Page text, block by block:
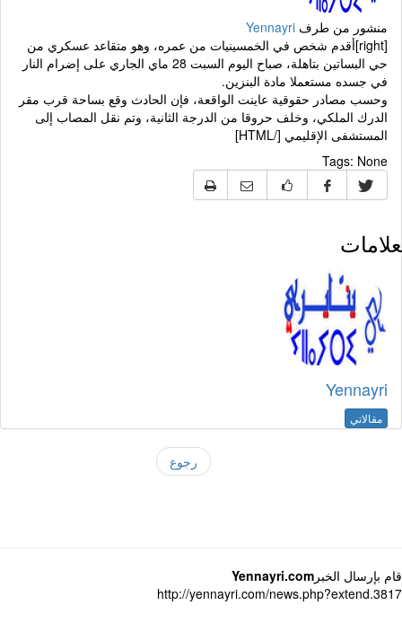
منشور من طرفYennayri
[right]أقدم شخص في الخمسينيات من عمره، وهو متقاعد عسكري من
حي البساتين بتاهلة، صباح اليوم السبت 28 ماي الجاري على إضرام النار
في جسده مستعملا مادة البنزين.
وحسب مصادر حقوقية عاينت الواقعة، فإن الحادث وقع بساحة قرب مقر
الدرك الملكي، وخلف حروقا من الدرجة الثانية، وتم نقل المصاب إلى
المستشفى الإقليمي [/HTML]
Tags:None
Yennayri
مقالاتي
رجوع
بإرسال الخبرYennayri.com
http://yennayri.com/